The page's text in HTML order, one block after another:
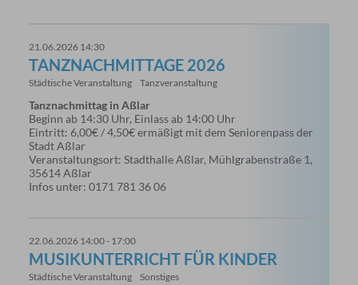
21.06.2026 14:30
TANZNACHMITTAGE 2026
Städtische Veranstaltung Tanzveranstaltung
Tanznachmittag in Aßlar
Beginn ab 14:30 Uhr, Einlass ab 14:00 Uhr
Eintritt: 6,00€ / 4,50€ ermäßigt mit dem Seniorenpass der
Stadt Aßlar
Veranstaltungsort: Stadthalle Aßlar, Mühlgrabenstraße 1,
35614 Aßlar
Infos unter: 0171 781 36 06
22.06.2026 14:00 - 17:00
MUSIKUNTERRICHT FÜR KINDER
Städtische Veranstaltung Sonstiges